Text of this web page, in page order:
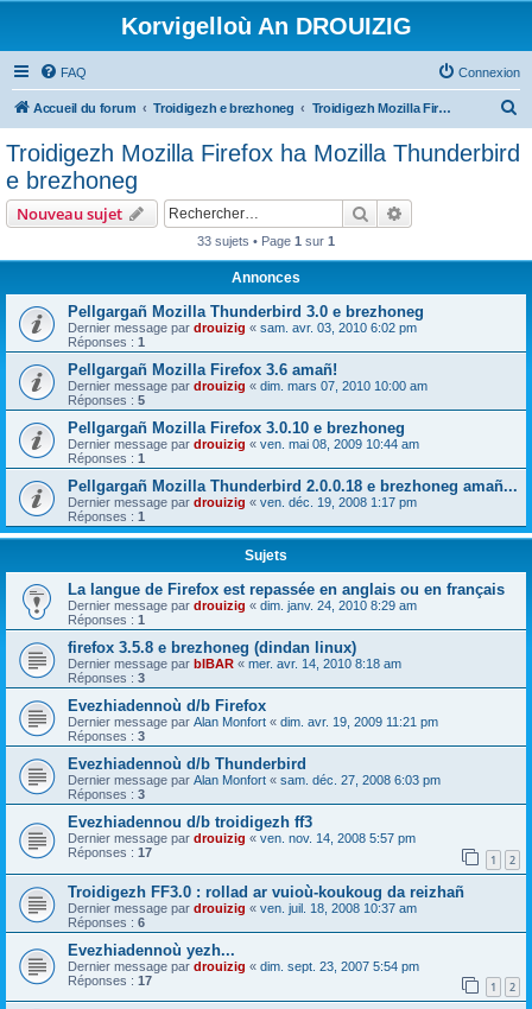
Korvigelloù An DROUIZIG
FAQ Connexion
Accueil du forum Troidigezh e brezhoneg Troidigezh Mozilla Firefox ha Mozilla Thunderbird e brezhoneg
Troidigezh Mozilla Firefox ha Mozilla Thunderbird
e brezhoneg
Nouveau sujet Rechercher
33 sujets • Page 1 sur 1
Annonces
Pellgargañ Mozilla Thunderbird 3.0 e brezhoneg
Dernier message par drouizig « sam. avr. 03, 2010 6:02 pm
Réponses : 1
Pellgargañ Mozilla Firefox 3.6 amañ!
Dernier message par drouizig « dim. mars 07, 2010 10:00 am
Réponses : 5
Pellgargañ Mozilla Firefox 3.0.10 e brezhoneg
Dernier message par drouizig « ven. mai 08, 2009 10:44 am
Réponses : 1
Pellgargañ Mozilla Thunderbird 2.0.0.18 e brezhoneg amañ...
Dernier message par drouizig « ven. déc. 19, 2008 1:17 pm
Réponses : 1
Sujets
La langue de Firefox est repassée en anglais ou en français
Dernier message par drouizig « dim. janv. 24, 2010 8:29 am
Réponses : 1
firefox 3.5.8 e brezhoneg (dindan linux)
Dernier message par bIBAR « mer. avr. 14, 2010 8:18 am
Réponses : 3
Evezhiadennoù d/b Firefox
Dernier message par Alan Monfort « dim. avr. 19, 2009 11:21 pm
Réponses : 3
Evezhiadennoù d/b Thunderbird
Dernier message par Alan Monfort « sam. déc. 27, 2008 6:03 pm
Réponses : 3
Evezhiadennou d/b troidigezh ff3
Dernier message par drouizig « ven. nov. 14, 2008 5:57 pm
Réponses : 17 1 2
Troidigezh FF3.0 : rollad ar vuioù-koukoug da reizhañ
Dernier message par drouizig « ven. juil. 18, 2008 10:37 am
Réponses : 6
Evezhiadennoù yezh...
Dernier message par drouizig « dim. sept. 23, 2007 5:54 pm
Réponses : 17 1 2